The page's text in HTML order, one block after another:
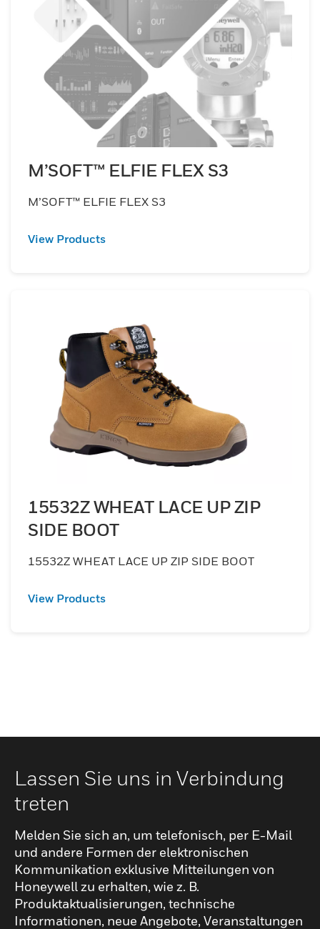
M’SOFT™ ELFIE FLEX S3
M’SOFT™ ELFIE FLEX S3
View Products
15532Z WHEAT LACE UP ZIP
SIDE BOOT
15532Z WHEAT LACE UP ZIP SIDE BOOT
View Products
Lassen Sie uns in Verbindung
treten
Melden Sie sich an, um telefonisch, per E-Mail
und andere Formen der elektronischen
Kommunikation exklusive Mitteilungen von
Honeywell zu erhalten, wie z. B.
Produktaktualisierungen, technische
Informationen, neue Angebote, Veranstaltungen